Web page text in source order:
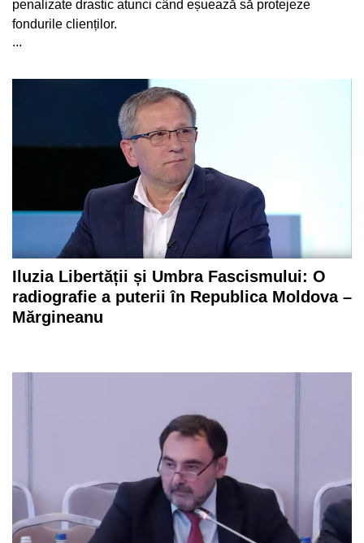
penalizate drastic atunci când eșuează să protejeze
fondurile clienților.
...
Iluzia Libertății și Umbra Fascismului: O
radiografie a puterii în Republica Moldova –
Mărgineanu